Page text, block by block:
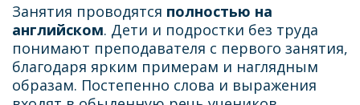
Занятия проводятся полностью на
английском. Дети и подростки без труда
понимают преподавателя с первого занятия,
благодаря ярким примерам и наглядным
образам. Постепенно слова и выражения